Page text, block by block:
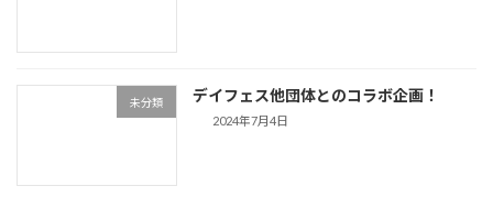
未分類 デイフェス他団体とのコラボ企画！
2024年7月4日